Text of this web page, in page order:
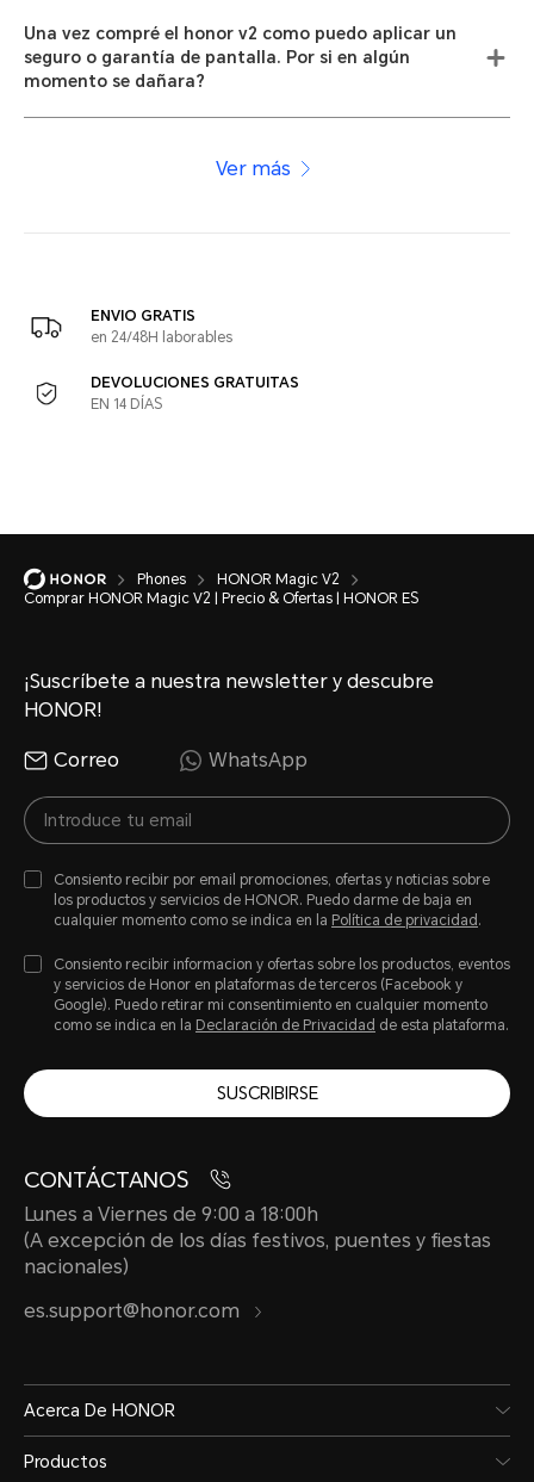
Una vez compré el honor v2 como puedo aplicar un
seguro o garantía de pantalla. Por si en algún
momento se dañara?
Ver más
ENVIO GRATIS
en 24/48H laborables
DEVOLUCIONES GRATUITAS
EN 14 DÍAS
Phones
HONOR Magic V2
Comprar HONOR Magic V2 | Precio & Ofertas | HONOR ES
¡Suscríbete a nuestra newsletter y descubre
HONOR!
Correo WhatsApp
Consiento recibir por email promociones, ofertas y noticias sobre
los productos y servicios de HONOR. Puedo darme de baja en
cualquier momento como se indica en la Política de privacidad .
Consiento recibir informacion y ofertas sobre los productos, eventos
y servicios de Honor en plataformas de terceros (Facebook y
Google). Puedo retirar mi consentimiento en cualquier momento
como se indica en la Declaración de Privacidad de esta plataforma.
SUSCRIBIRSE
CONTÁCTANOS
Lunes a Viernes de 9:00 a 18:00h
(A excepción de los días festivos, puentes y fiestas
nacionales)
es.support@honor.com
Acerca De HONOR
Productos